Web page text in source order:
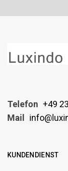
Telefon +49
Mail
KUNDENDIENST